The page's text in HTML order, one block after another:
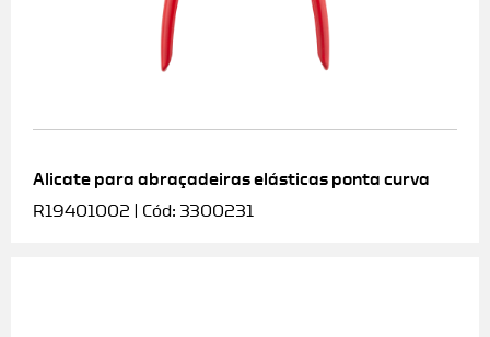
Alicate para abraçadeiras elásticas ponta curva
R19401002 | Cód: 3300231